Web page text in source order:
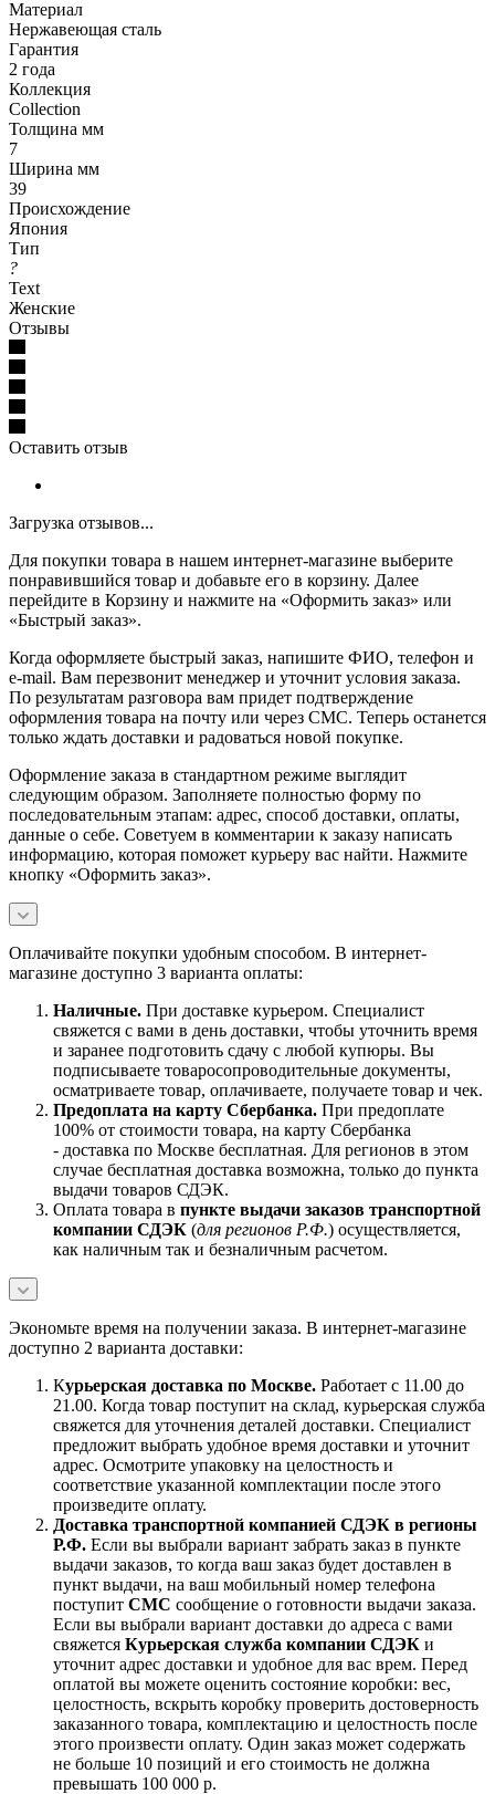
Материал
Нержавеющая сталь
Гарантия
2 года
Коллекция
Collection
Толщина мм
7
Ширина мм
39
Происхождение
Япония
Тип
?
Text
Женские
Отзывы
Оставить отзыв
Загрузка отзывов...
Для покупки товара в нашем интернет-магазине выберите
понравившийся товар и добавьте его в корзину. Далее
перейдите в Корзину и нажмите на «Оформить заказ» или
«Быстрый заказ».
Когда оформляете быстрый заказ, напишите ФИО, телефон и
e-mail. Вам перезвонит менеджер и уточнит условия заказа.
По результатам разговора вам придет подтверждение
оформления товара на почту или через СМС. Теперь останется
только ждать доставки и радоваться новой покупке.
Оформление заказа в стандартном режиме выглядит
следующим образом. Заполняете полностью форму по
последовательным этапам: адрес, способ доставки, оплаты,
данные о себе. Советуем в комментарии к заказу написать
информацию, которая поможет курьеру вас найти. Нажмите
кнопку «Оформить заказ».
Оплачивайте покупки удобным способом. В интернет-
магазине доступно 3 варианта оплаты:
Наличные. При доставке курьером. Специалист
свяжется с вами в день доставки, чтобы уточнить время
и заранее подготовить сдачу с любой купюры. Вы
подписываете товаросопроводительные документы,
осматриваете товар, оплачиваете, получаете товар и чек.
Предоплата на карту Сбербанка. При предоплате
100% от стоимости товара, на карту Сбербанка
- доставка по Москве бесплатная. Для регионов в этом
случае бесплатная доставка возможна, только до пункта
выдачи товаров СДЭК.
Оплата товара в пункте выдачи заказов транспортной
компании СДЭК (для регионов Р.Ф.) осуществляется,
как наличным так и безналичным расчетом.
Экономьте время на получении заказа. В интернет-магазине
доступно 2 варианта доставки:
Курьерская доставка по Москве. Работает с 11.00 до
21.00. Когда товар поступит на склад, курьерская служба
свяжется для уточнения деталей доставки. Специалист
предложит выбрать удобное время доставки и уточнит
адрес. Осмотрите упаковку на целостность и
соответствие указанной комплектации после этого
произведите оплату.
Доставка транспортной компанией СДЭК в регионы
Р.Ф. Если вы выбрали вариант забрать заказ в пункте
выдачи заказов, то когда ваш заказ будет доставлен в
пункт выдачи, на ваш мобильный номер телефона
поступит СМС сообщение о готовности выдачи заказа.
Если вы выбрали вариант доставки до адреса с вами
свяжется Курьерская служба компании СДЭК и
уточнит адрес доставки и удобное для вас врем. Перед
оплатой вы можете оценить состояние коробки: вес,
целостность, вскрыть коробку проверить достоверность
заказанного товара, комплектацию и целостность после
этого произвести оплату. Один заказ может содержать
не больше 10 позиций и его стоимость не должна
превышать 100 000 р.